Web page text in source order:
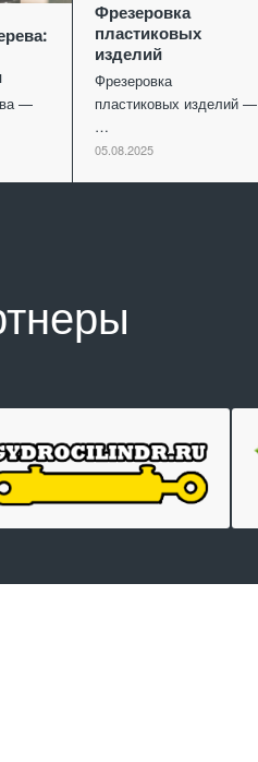
—
Фрезеровка
пластиковых
изделий
Фрезеровка
пластиковых изделий —
…
05.08.2025